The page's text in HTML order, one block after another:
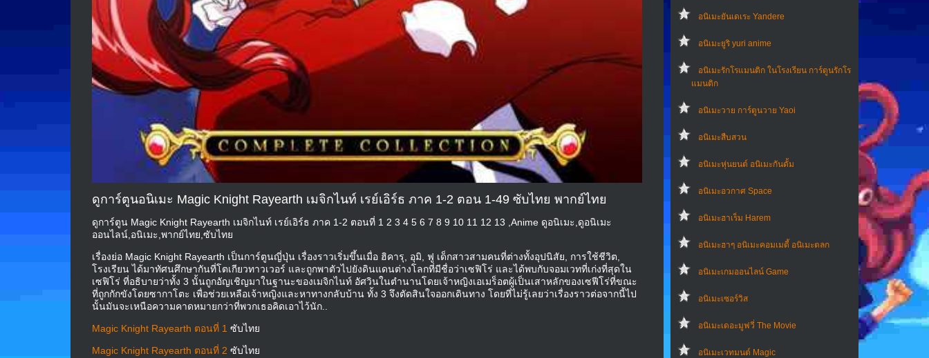
อนิเมะยันเดเระ Yandere
อนิเมะยูริ yuri anime
อนิเมะรักโรแมนติก ในโรงเรียน การ์ตูนรักโร
แมนติก
อนิเมะวาย การ์ตูนวาย Yaoi
อนิเมะสืบสวน
อนิเมะหุ่นยนต์ อนิเมะกันดั้ม
อนิเมะอวกาศ Space
อนิเมะฮาเร็ม Harem
อนิเมะฮาๆ อนิเมะคอมเมดี้ อนิเมะตลก
อนิเมะเกมออนไลน์ Game
อนิเมะเซอร์วิส
อนิเมะเดอะมูฟวี่ The Movie
อนิเมะเวทมนต์ Magic
ดูการ์ตูนอนิเมะ Magic Knight Rayearth เมจิกไนท์ เรย์เอิร์ธ ภาค 1-2 ตอน 1-49 ซับไทย พากย์ไทย
ดูการ์ตูน Magic Knight Rayearth เมจิกไนท์ เรย์เอิร์ธ ภาค 1-2 ตอนที่ 1 2 3 4 5 6 7 8 9 10 11 12 13 ,Anime ดูอนิเมะ,ดูอนิเมะ
ออนไลน์,อนิเมะ,พากย์ไทย,ซับไทย
เรื่องย่อ Magic Knight Rayearth เป็นการ์ตูนญี่ปุ่น เรื่องราวเริ่มขึ้นเมื่อ ฮิคารุ, อุมิ, ฟู เด็กสาวสามคนที่ต่างทั้งอุปนิสัย, การใช้ชีวิต,
โรงเรียน ได้มาทัศนศึกษากันที่โตเกียวทาวเวอร์ และถูกพาตัวไปยังดินแดนต่างโลกที่มีชื่อว่าเซฟิโร่ และได้พบกับจอมเวทที่เก่งที่สุดใน
เซฟิโร่ ที่อธิบายว่าทั้ง 3 นั้นถูกอัญเชิญมาในฐานะของเมจิกไนท์ อัศวินในตำนานโดยเจ้าหญิงเอเมร็อตผู้เป็นเสาหลักของเซฟีโร่ที่ขณะ
ที่ถูกกักขังโดยซากาโตะ เพื่อช่วยเหลือเจ้าหญิงและหาทางกลับบ้าน ทั้ง 3 จึงตัดสินใจออกเดินทาง โดยที่ไม่รู้เลยว่าเรื่องราวต่อจากนี้ไป
นั้นมันจะเหนือความคาดหมายกว่าที่พวกเธอคิดเอาไว้นัก..
Magic Knight Rayearth ตอนที่ 1 ซับไทย
Magic Knight Rayearth ตอนที่ 2 ซับไทย